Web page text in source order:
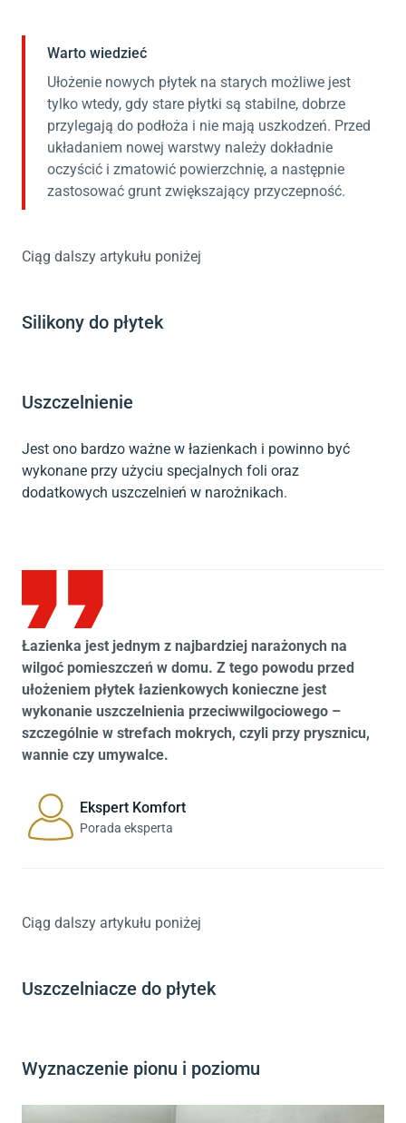
Warto wiedzieć
Ułożenie nowych płytek na starych możliwe jest
tylko wtedy, gdy stare płytki są stabilne, dobrze
przylegają do podłoża i nie mają uszkodzeń. Przed
układaniem nowej warstwy należy dokładnie
oczyścić i zmatowić powierzchnię, a następnie
zastosować grunt zwiększający przyczepność.
Ciąg dalszy artykułu poniżej
Silikony do płytek
Uszczelnienie
Jest ono bardzo ważne w łazienkach i powinno być
wykonane przy użyciu specjalnych foli oraz
dodatkowych uszczelnień w narożnikach.
Łazienka jest jednym z najbardziej narażonych na
wilgoć pomieszczeń w domu. Z tego powodu przed
ułożeniem płytek łazienkowych konieczne jest
wykonanie uszczelnienia przeciwwilgociowego –
szczególnie w strefach mokrych, czyli przy prysznicu,
wannie czy umywalce.
Ekspert Komfort
Porada eksperta
Ciąg dalszy artykułu poniżej
Uszczelniacze do płytek
Wyznaczenie pionu i poziomu